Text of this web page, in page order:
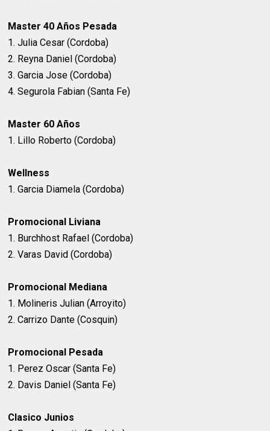
Master 40 Años Pesada
1. Julia Cesar (Cordoba)
2. Reyna Daniel (Cordoba)
3. Garcia Jose (Cordoba)
4. Segurola Fabian (Santa Fe)
Master 60 Años
1. Lillo Roberto (Cordoba)
Wellness
1. Garcia Diamela (Cordoba)
Promocional Liviana
1. Burchhost Rafael (Cordoba)
2. Varas David (Cordoba)
Promocional Mediana
1. Molineris Julian (Arroyito)
2. Carrizo Dante (Cosquin)
Promocional Pesada
1. Perez Oscar (Santa Fe)
2. Davis Daniel (Santa Fe)
Clasico Junios